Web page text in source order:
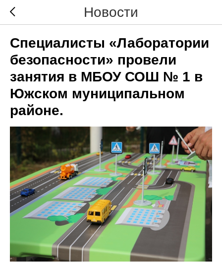
Новости
Специалисты «Лаборатории
безопасности» провели
занятия в МБОУ СОШ № 1 в
Южском муниципальном
районе.